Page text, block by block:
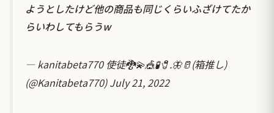
ようとしたけど他の商品も同じくらいふざけてたか
らいわしてもらうw
— kanitabeta770 使徒🐉💫🎪🧪🧷.🦋🥛(箱推し)
(@Kanitabeta770)July 21, 2022